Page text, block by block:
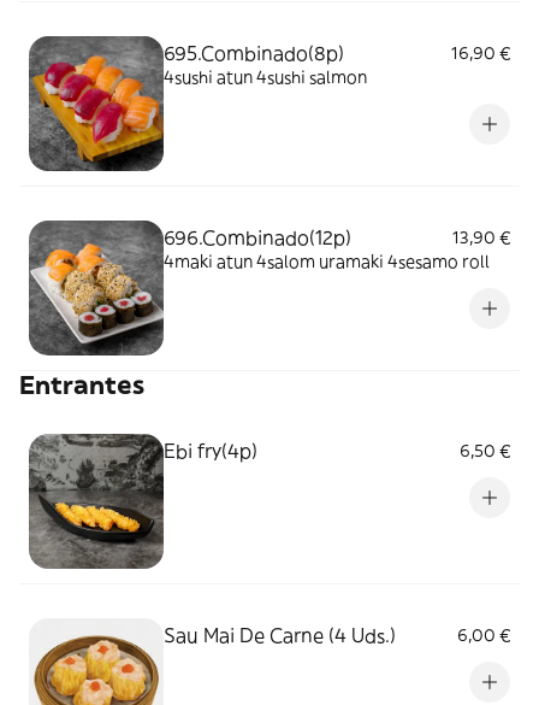
695.Combinado(8p)
16,90 €
4sushi atun 4sushi salmon
696.Combinado(12p)
13,90 €
4maki atun 4salom uramaki 4sesamo roll
Entrantes
Ebi fry(4p) 6,50 €
Sau Mai De Carne (4 Uds.) 6,00 €